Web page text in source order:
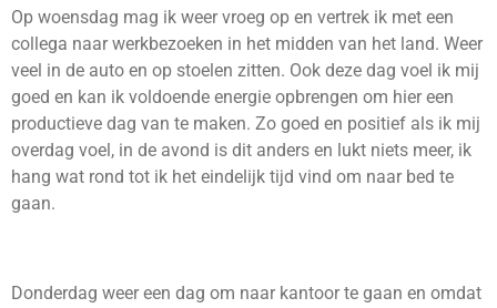
Op woensdag mag ik weer vroeg op en vertrek ik met een
collega naar werkbezoeken in het midden van het land. Weer
veel in de auto en op stoelen zitten. Ook deze dag voel ik mij
goed en kan ik voldoende energie opbrengen om hier een
productieve dag van te maken. Zo goed en positief als ik mij
overdag voel, in de avond is dit anders en lukt niets meer, ik
hang wat rond tot ik het eindelijk tijd vind om naar bed te
gaan.
Donderdag weer een dag om naar kantoor te gaan en omdat